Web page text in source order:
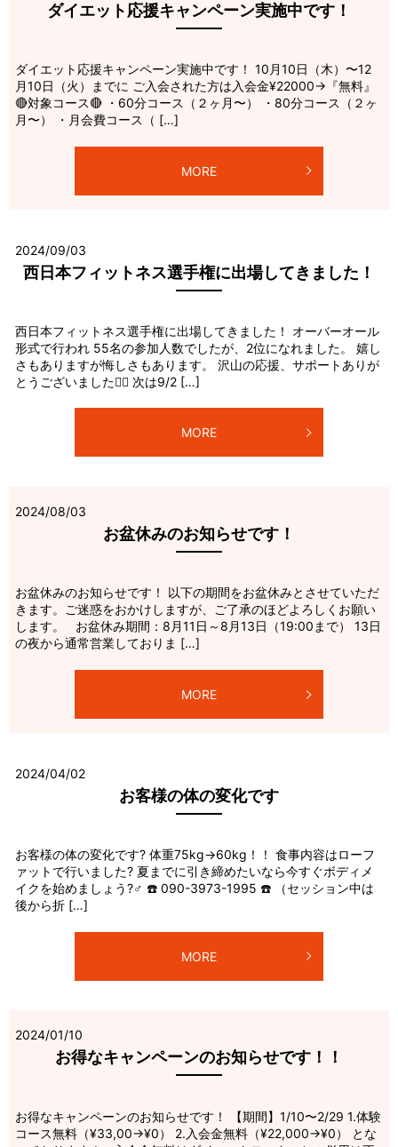
ダイエット応援キャンペーン実施中です！
ダイエット応援キャンペーン実施中です！ 10月10日（木）〜12
月10日（火）までに ご入会された方は入会金¥22000→『無料』
🔴対象コース🔴 ・60分コース（２ヶ月〜） ・80分コース（２ヶ
月〜） ・月会費コース（ […]
MORE
2024/09/03
西日本フィットネス選手権に出場してきました！
西日本フィットネス選手権に出場してきました！ オーバーオール
形式で行われ 55名の参加人数でしたが、2位になれました。 嬉し
さもありますが悔しさもあります。 沢山の応援、サポートありが
とうございました🙇‍♂️ 次は9/2 […]
MORE
2024/08/03
お盆休みのお知らせです！
お盆休みのお知らせです！ 以下の期間をお盆休みとさせていただ
きます。ご迷惑をおかけしますが、ご了承のほどよろしくお願い
します。 お盆休み期間：8月11日～8月13日（19:00まで） 13日
の夜から通常営業しておりま […]
MORE
2024/04/02
お客様の体の変化です
お客様の体の変化です? 体重75kg→60kg！！ 食事内容はローフ
ァットで行いました? 夏までに引き締めたいなら今すぐボディメ
イクを始めましょう?‍♂️ ☎️ 090-3973-1995 ☎️ （セッション中は
後から折 […]
MORE
2024/01/10
お得なキャンペーンのお知らせです！！
お得なキャンペーンのお知らせです！ 【期間】1/10〜2/29 1.体験
コース無料（¥33,00→¥0） 2.入会金無料（¥22,000→¥0） とな